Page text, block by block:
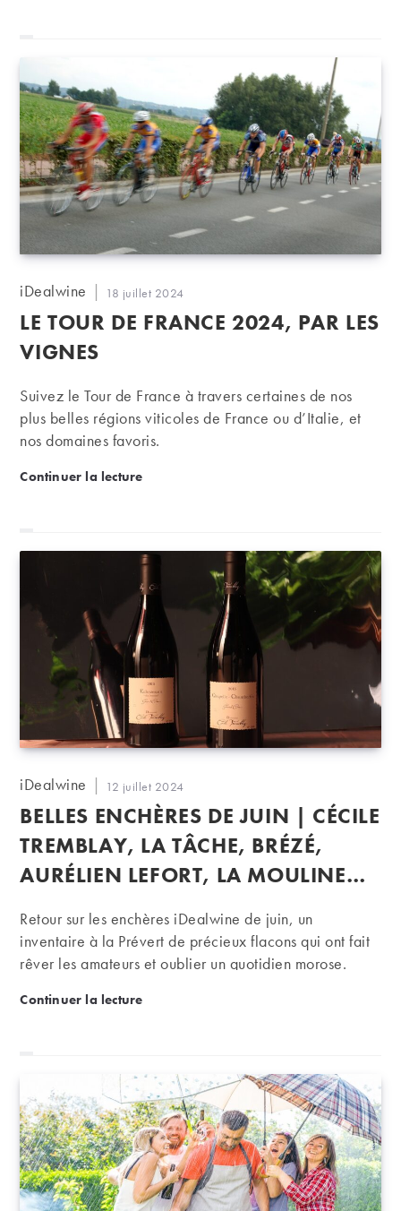
Auteur/autrice
la
publication :
iDealwine
Publication
publiée :
18 juillet 2024
LE TOUR DE FRANCE 2024, PAR LES
VIGNES
Suivez le Tour de France à travers certaines de nos
plus belles régions viticoles de France ou d’Italie, et
nos domaines favoris.
Continuer la lectureLe Tour de France 2024, par les vignes
Auteur/autrice
la
publication :
iDealwine
Publication
publiée :
12 juillet 2024
BELLES ENCHÈRES DE JUIN | CÉCILE
TREMBLAY, LA TÂCHE, BRÉZÉ,
AURÉLIEN LEFORT, LA MOULINE…
Retour sur les enchères iDealwine de juin, un
inventaire à la Prévert de précieux flacons qui ont fait
rêver les amateurs et oublier un quotidien morose.
Continuer la lectureBelles enchères de juin | Cécile Tremblay, La